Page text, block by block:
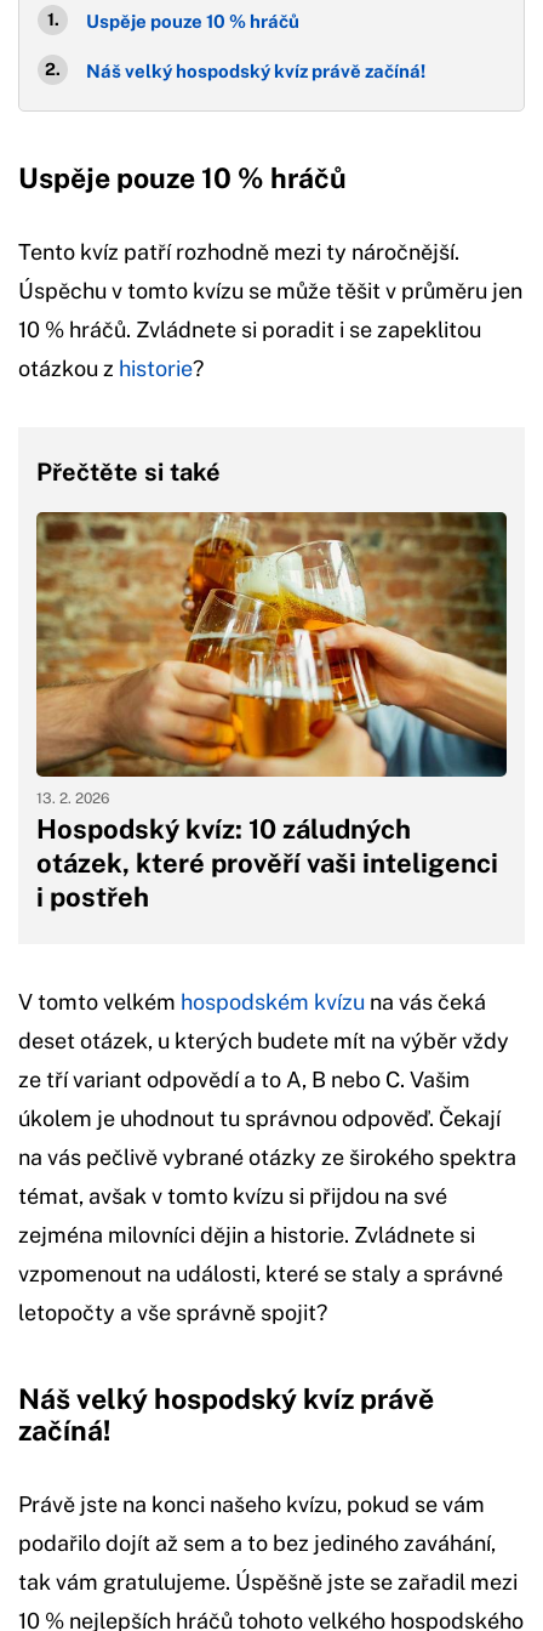
Uspěje pouze 10 % hráčů
Náš velký hospodský kvíz právě začíná!
Uspěje pouze 10 % hráčů
Tento kvíz patří rozhodně mezi ty náročnější.
Úspěchu v tomto kvízu se může těšit v průměru jen
10 % hráčů. Zvládnete si poradit i se zapeklitou
otázkou z historie?
Přečtěte si také
Hospodský kvíz: 10 záludných
otázek, které prověří vaši inteligenci
i postřeh
13. 2. 2026
V tomto velkém hospodském kvízu na vás čeká
deset otázek, u kterých budete mít na výběr vždy
ze tří variant odpovědí a to A, B nebo C. Vašim
úkolem je uhodnout tu správnou odpověď. Čekají
na vás pečlivě vybrané otázky ze širokého spektra
témat, avšak v tomto kvízu si přijdou na své
zejména milovníci dějin a historie. Zvládnete si
vzpomenout na události, které se staly a správné
letopočty a vše správně spojit?
Náš velký hospodský kvíz právě
začíná!
Právě jste na konci našeho kvízu, pokud se vám
podařilo dojít až sem a to bez jediného zaváhání,
tak vám gratulujeme. Úspěšně jste se zařadil mezi
10 % nejlepších hráčů tohoto velkého hospodského